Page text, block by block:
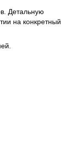
Детальную
на конкретный